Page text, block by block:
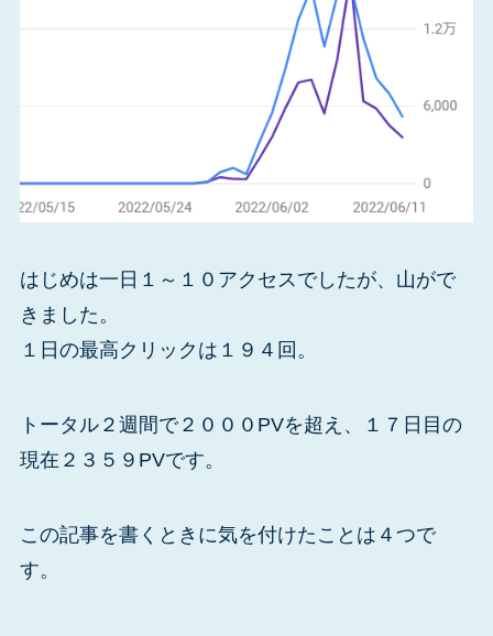
はじめは一日１～１０アクセスでしたが、山がで
きました。
１日の最高クリックは１９４回。
トータル２週間で２０００PVを超え、１７日目の
現在２３５９PVです。
この記事を書くときに気を付けたことは４つで
す。